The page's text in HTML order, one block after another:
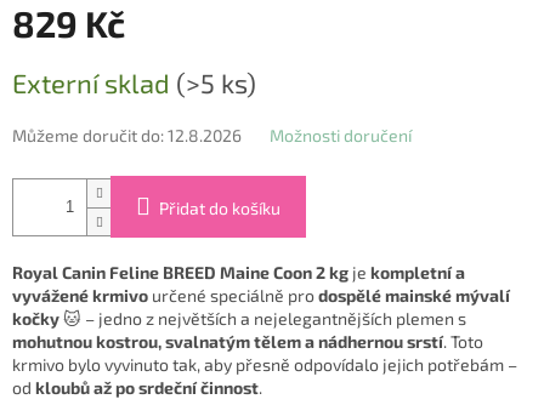
829 Kč
cena:
Externí sklad (>5 ks)
Můžeme doručit do:12.8.2026 Možnosti doručení
Přidat do košíku
Royal Canin Feline BREED Maine Coon 2 kg je kompletní a
vyvážené krmivo určené speciálně prodospělé mainské mývalí
kočky🐱 – jedno z největších a nejelegantnějších plemen s
mohutnou kostrou, svalnatým tělem a nádhernou srstí. Toto
krmivo bylo vyvinuto tak, aby přesně odpovídalo jejich potřebám –
od kloubů až po srdeční činnost.